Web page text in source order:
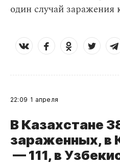
один случай заражения
22:09 1 апреля
В Казахстане
зараженных, в
— 111, в